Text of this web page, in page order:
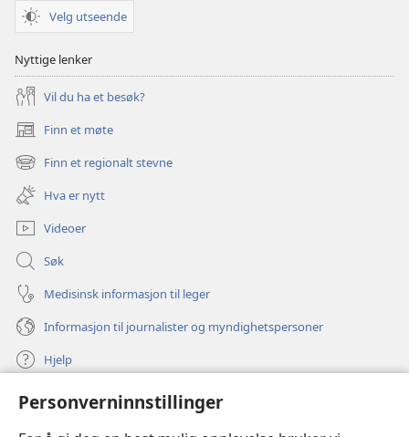
Personverninnstillinger
Velg utseende
Nyttige lenker
Vil du ha et besøk?
Finn et møte
(åpner
nytt
vindu)
Finn et regionalt stevne
(åpner
nytt
vindu)
Hva er nytt
Videoer
Søk
Medisinsk informasjon til leger
Informasjon til journalister og myndighetspersoner
Hjelp
Bidrag
(åpner
nytt